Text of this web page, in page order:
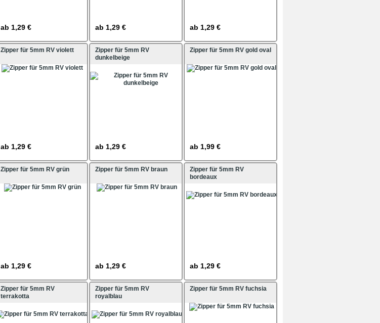
ab 1,29 € ab 1,29 € ab 1,29 €
Zipper für 5mm RV violett
ab 1,29 €
Zipper für 5mm RV
dunkelbeige
ab 1,29 €
Zipper für 5mm RV gold oval
ab 1,99 €
Zipper für 5mm RV grün
ab 1,29 €
Zipper für 5mm RV braun
ab 1,29 €
Zipper für 5mm RV
bordeaux
ab 1,29 €
Zipper für 5mm RV
terrakotta
Zipper für 5mm RV
royalblau
Zipper für 5mm RV fuchsia